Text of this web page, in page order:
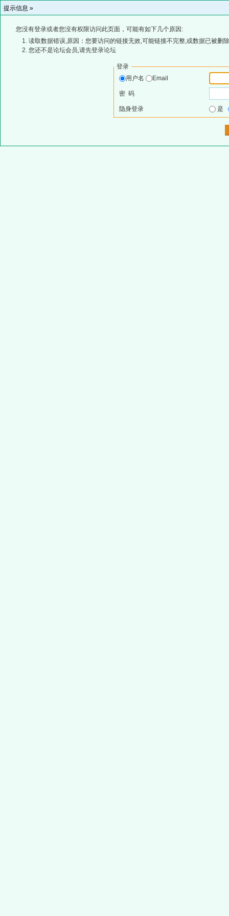
提示信息 »
您没有登录或者您没有权限访问此页面，可能有如下几个原因:
读取数据错误,原因：您要访问的链接无效,可能链接不完整,或数据已被删
您还不是论坛会员,请先登录论坛
登录
用户名
Email
密 码
隐身登录 是